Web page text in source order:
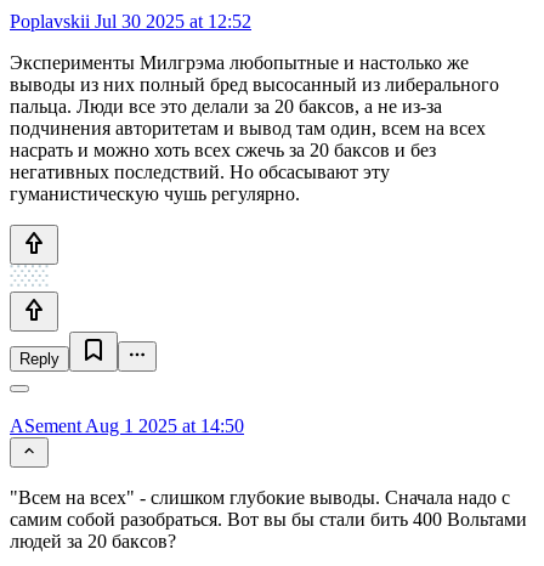
Poplavskii Jul 30 2025 at 12:52
Эксперименты Милгрэма любопытные и настолько же
выводы из них полный бред высосанный из либерального
пальца. Люди все это делали за 20 баксов, а не из-за
подчинения авторитетам и вывод там один, всем на всех
насрать и можно хоть всех сжечь за 20 баксов и без
негативных последствий. Но обсасывают эту
гуманистическую чушь регулярно.
Reply
ASement Aug 1 2025 at 14:50
"Всем на всех" - слишком глубокие выводы. Сначала надо с
самим собой разобраться. Вот вы бы стали бить 400 Вольтами
людей за 20 баксов?